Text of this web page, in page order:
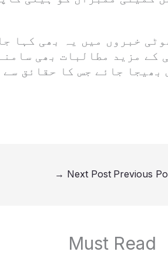
خبروں میں یہ بھی کہا
کے مزید مطالبات بھی
بھیجا جائے جس کا حقائق
Next Post
→
Must Read